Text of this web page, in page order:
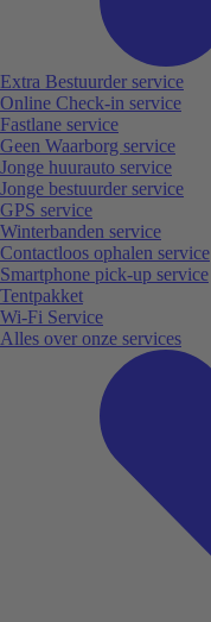
Extra Bestuurder service
Online Check-in service
Fastlane service
Geen Waarborg service
Jonge huurauto service
Jonge bestuurder service
GPS service
Winterbanden service
Contactloos ophalen service
Smartphone pick-up service
Tentpakket
Wi-Fi Service
Alles over onze services